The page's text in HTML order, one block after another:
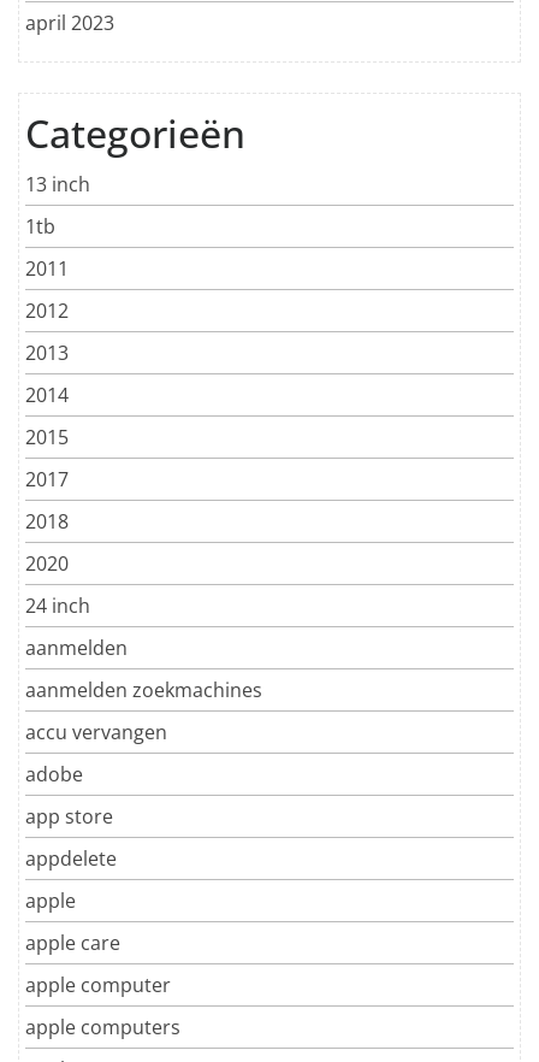
april 2023
Categorieën
13 inch
1tb
2011
2012
2013
2014
2015
2017
2018
2020
24 inch
aanmelden
aanmelden zoekmachines
accu vervangen
adobe
app store
appdelete
apple
apple care
apple computer
apple computers